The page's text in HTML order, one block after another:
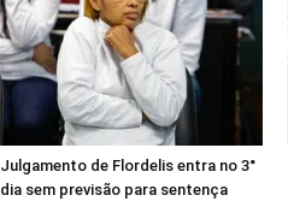
Julgamento de Flordelis entra no 3°
dia sem previsão para sentença